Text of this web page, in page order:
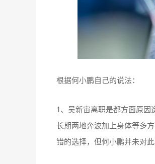
根据何小鹏自己的说法：
1、吴新宙离职是都方面原因
长期两地奔波加上身体等多
错的选择，但何小鹏并未对此